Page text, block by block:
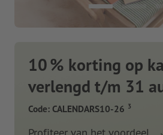
10 % korting op
verlengd t/m 31
Code: CALENDARS10-26 3